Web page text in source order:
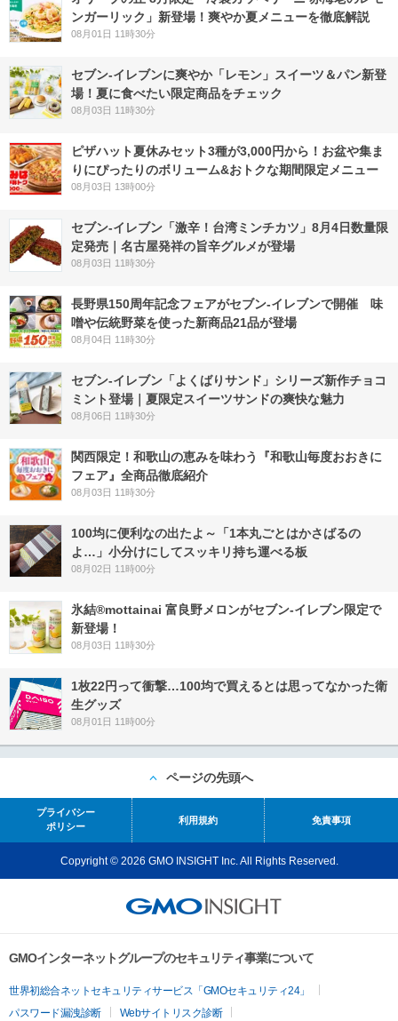
ンガーリック」新登場！爽やか夏メニューを徹底解説
08月01日 11時30分
セブン‐イレブンに爽やか「レモン」スイーツ＆パン新登
場！夏に食べたい限定商品をチェック
08月03日 11時30分
ピザハット夏休みセット3種が3,000円から！お盆や集ま
りにぴったりのボリューム&おトクな期間限定メニュー
08月03日 13時00分
セブン-イレブン「激辛！台湾ミンチカツ」8月4日数量限
定発売｜名古屋発祥の旨辛グルメが登場
08月03日 11時30分
長野県150周年記念フェアがセブン-イレブンで開催 味
噌や伝統野菜を使った新商品21品が登場
08月04日 11時30分
セブン‐イレブン「よくばりサンド」シリーズ新作チョコ
ミント登場｜夏限定スイーツサンドの爽快な魅力
08月06日 11時30分
関西限定！和歌山の恵みを味わう『和歌山毎度おおきに
フェア』全商品徹底紹介
08月03日 11時30分
100均に便利なの出たよ～「1本丸ごとはかさばるの
よ…」小分けにしてスッキリ持ち運べる板
08月02日 11時00分
氷結®mottainai 富良野メロンがセブン‐イレブン限定で
新登場！
08月03日 11時30分
1枚22円って衝撃…100均で買えるとは思ってなかった衛
生グッズ
08月01日 11時00分
ページの先頭へ
プライバシー
ポリシー
利用規約 免責事項
Copyright © 2026 GMO INSIGHT Inc. All Rights Reserved.
GMOインターネットグループのセキュリティ事業について
世界初総合ネットセキュリティサービス「GMOセキュリティ24」
パスワード漏洩診断
Webサイトリスク診断